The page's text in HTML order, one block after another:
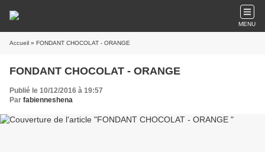
MENU
Accueil » FONDANT CHOCOLAT - ORANGE
FONDANT CHOCOLAT - ORANGE
Publié le 10/12/2016 à 19:57
Par fabienneshena